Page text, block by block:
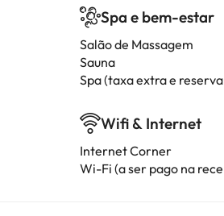
Spa e bem-estar
Salão de Massagem
Sauna
Spa (taxa extra e
Wifi & Internet
Internet Corner
Wi-Fi (a ser pago na